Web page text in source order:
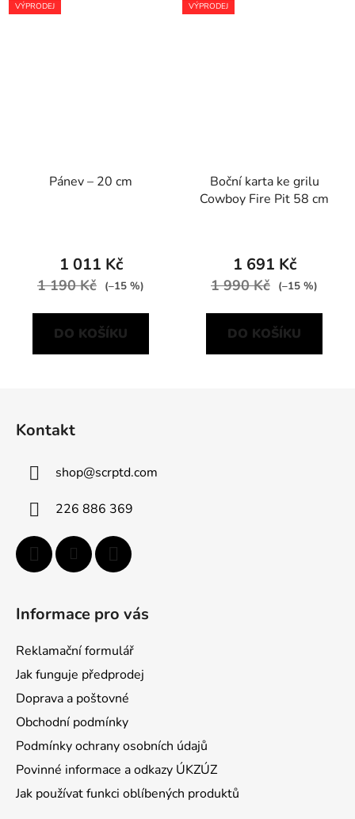
VÝPRODEJ
Pánev – 20 cm
1 011 Kč
1 190 Kč (–15 %)
DO KOŠÍKU
VÝPRODEJ
Boční karta ke grilu
Cowboy Fire Pit 58 cm
1 691 Kč
1 990 Kč (–15 %)
DO KOŠÍKU
Kontakt
shop@scrptd.com
226 886 369
Informace pro vás
Reklamační formulář
Jak funguje předprodej
Doprava a poštovné
Obchodní podmínky
Podmínky ochrany osobních údajů
Povinné informace a odkazy ÚKZÚZ
Jak používat funkci oblíbených produktů